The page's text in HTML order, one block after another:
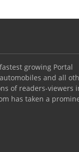
growing Portal
and all
of readers-viewers
has taken a